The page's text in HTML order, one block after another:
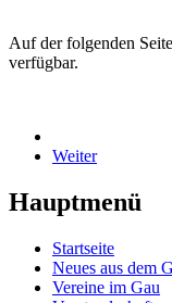
Auf der folgenden
verfügbar.
Weiter
Hauptmenü
Startseite
Neues aus dem
Vereine im Gau